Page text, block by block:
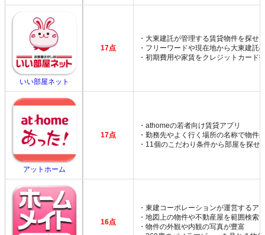
いい部屋ネット
17点
・大東建託が管理する賃貸物件を探せ
・フリーワードや現在地から大東建託
・初期費用や家賃をクレジットカード
アットホーム
17点
・athomeの若者向け賃貸アプリ
・勤務先やよく行く場所の名称で物件
・11個のこだわり条件から部屋を探せ
16点
・東建コーポレーションが運営するア
・地図上の物件や不動産屋を範囲検索
・物件の外観や内観の写真が豊富